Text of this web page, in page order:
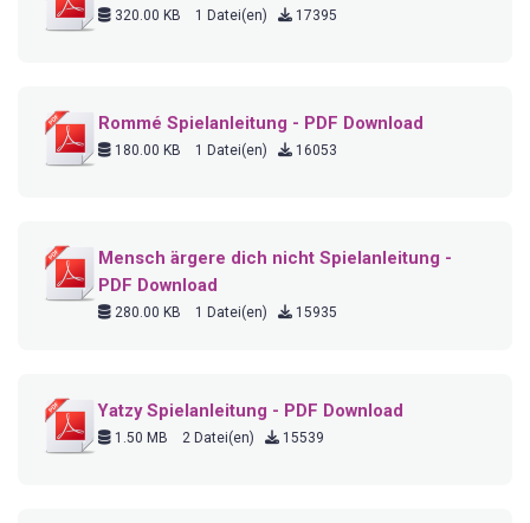
320.00 KB 1 Datei(en) 17395
Rommé Spielanleitung - PDF Download
180.00 KB 1 Datei(en) 16053
Mensch ärgere dich nicht Spielanleitung -
PDF Download
280.00 KB 1 Datei(en) 15935
Yatzy Spielanleitung - PDF Download
1.50 MB 2 Datei(en) 15539